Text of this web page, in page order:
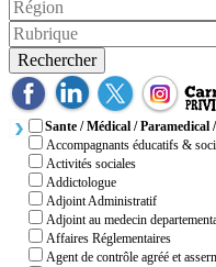
Rechercher
Sante / Médical / Paramedical
Accompagnants éducatifs &
Activités sociales
Addictologue
Adjoint Administratif
Adjoint au medecin
Affaires Réglementaires
Agent de contrôle agréé et